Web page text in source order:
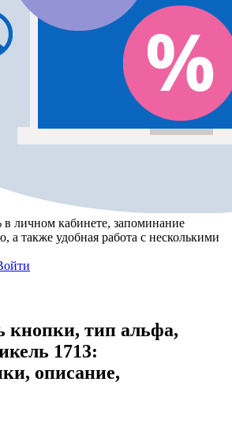
в личном кабинете, запоминание
, а также удобная работа с несколькими
кнопки, тип альфа,
1713:
описание,